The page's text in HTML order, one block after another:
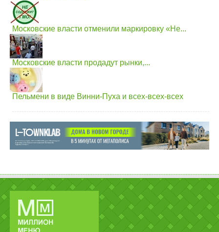
Московские власти отменили маркировку «Не...
Московские власти продадут рынки,...
Пельмени в виде Винни-Пуха и всех-всех-всех